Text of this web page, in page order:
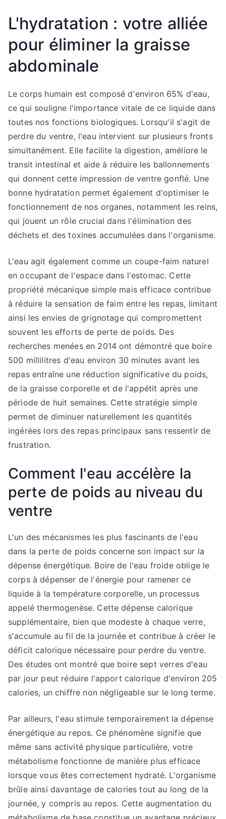
L'hydratation : votre alliée
pour éliminer la graisse
abdominale
Le corps humain est composé d'environ 65% d'eau,
ce qui souligne l'importance vitale de ce liquide dans
toutes nos fonctions biologiques. Lorsqu'il s'agit de
perdre du ventre, l'eau intervient sur plusieurs fronts
simultanément. Elle facilite la digestion, améliore le
transit intestinal et aide à réduire les ballonnements
qui donnent cette impression de ventre gonflé. Une
bonne hydratation permet également d'optimiser le
fonctionnement de nos organes, notamment les reins,
qui jouent un rôle crucial dans l'élimination des
déchets et des toxines accumulées dans l'organisme.
L'eau agit également comme un coupe-faim naturel
en occupant de l'espace dans l'estomac. Cette
propriété mécanique simple mais efficace contribue
à réduire la sensation de faim entre les repas, limitant
ainsi les envies de grignotage qui compromettent
souvent les efforts de perte de poids. Des
recherches menées en 2014 ont démontré que boire
500 millilitres d'eau environ 30 minutes avant les
repas entraîne une réduction significative du poids,
de la graisse corporelle et de l'appétit après une
période de huit semaines. Cette stratégie simple
permet de diminuer naturellement les quantités
ingérées lors des repas principaux sans ressentir de
frustration.
Comment l'eau accélère la
perte de poids au niveau du
ventre
L'un des mécanismes les plus fascinants de l'eau
dans la perte de poids concerne son impact sur la
dépense énergétique. Boire de l'eau froide oblige le
corps à dépenser de l'énergie pour ramener ce
liquide à la température corporelle, un processus
appelé thermogenèse. Cette dépense calorique
supplémentaire, bien que modeste à chaque verre,
s'accumule au fil de la journée et contribue à créer le
déficit calorique nécessaire pour perdre du ventre.
Des études ont montré que boire sept verres d'eau
par jour peut réduire l'apport calorique d'environ 205
calories, un chiffre non négligeable sur le long terme.
Par ailleurs, l'eau stimule temporairement la dépense
énergétique au repos. Ce phénomène signifie que
même sans activité physique particulière, votre
métabolisme fonctionne de manière plus efficace
lorsque vous êtes correctement hydraté. L'organisme
brûle ainsi davantage de calories tout au long de la
journée, y compris au repos. Cette augmentation du